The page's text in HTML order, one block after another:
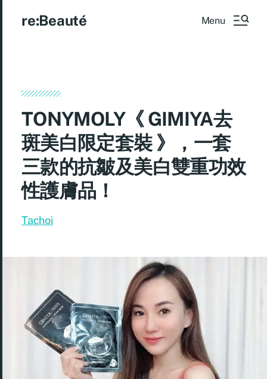
re:Beauté Menu
TONYMOLY《 GIMIYA去
斑美白限定套裝 》，一套
三款的抗皺及美白雙重功效
性護膚品！
Tachoi